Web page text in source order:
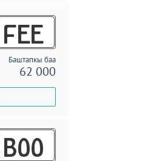
FEE
Баштапкы баа
62 000
BOO